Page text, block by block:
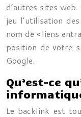
d’autres sites
jeu l’utilisation
nom de « liens
position de votre
Google.
Qu’est-ce
Le backlink est